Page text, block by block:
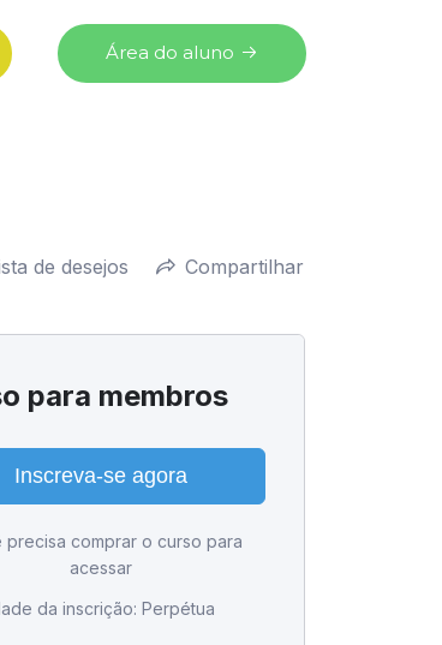
Área do aluno
de desejos Compartilhar
para membros
Inscreva-se agora
precisa comprar o curso para
acessar
da inscrição: Perpétua